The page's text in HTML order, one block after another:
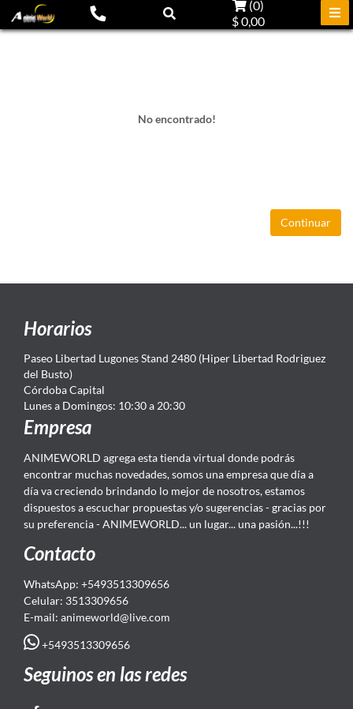
(0)
$ 0,00
No encontrado!
Continuar
Horarios
Paseo Libertad Lugones Stand 2480 (Hiper Libertad Rodriguez
del Busto)
Córdoba Capital
Lunes a Domingos: 10:30 a 20:30
Empresa
ANIMEWORLD agrega esta tienda virtual donde podrás
encontrar muchas novedades, somos una empresa que día a
día va creciendo brindando lo mejor de nosotros, estamos
dispuestos a escuchar propuestas y/o sugerencias - gracias por
su preferencia - ANIMEWORLD... un lugar... una pasión...!!!
Contacto
WhatsApp: +5493513309656
Celular: 3513309656
E-mail: animeworld@live.com
+5493513309656
Seguinos en las redes